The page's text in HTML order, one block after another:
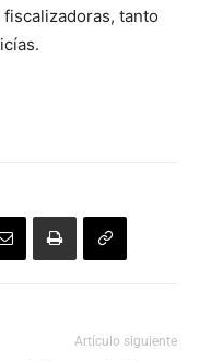
tanto
Artículo siguiente